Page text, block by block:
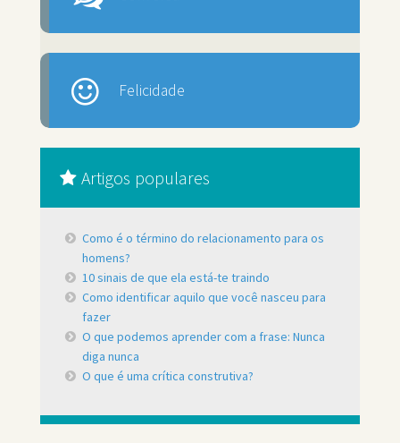
Felicidade
Artigos populares
Como é o término do relacionamento para os
homens?
10 sinais de que ela está-te traindo
Como identificar aquilo que você nasceu para
fazer
O que podemos aprender com a frase: Nunca
diga nunca
O que é uma crítica construtiva?